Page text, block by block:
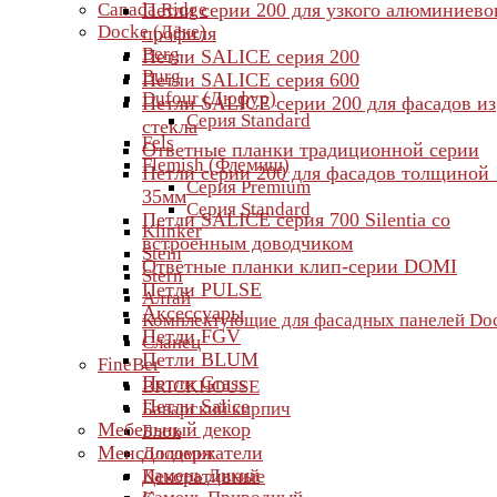
Canada Ridge
Docke (Дёке)
Berg
Burg
Dufour (Дюфур)
Серия Standard
Fels
Flemish (Флемиш)
Серия Premium
Серия Standard
Klinker
Stein
Stern
Алтай
Комплектующие для фасадных панелей
Сланец
FineBer
BRICKHOUSE
Баварский кирпич
Блок
Доломит
Камень Дикий
Петли серии 200 для узкого
профиля
Петли SALICE серия 200
Петли SALICE серия 600
Петли SALICE серии 200 для фасадов из
стекла
Ответные планки традиционной серии
Петли серии 200 для фасадов толщиной
35мм
Петли SALICE серия 700 Silentia со
встроенным доводчиком
Ответные планки клип-серии DOMI
Петли PULSE
Аксессуары
Петли FGV
Петли BLUM
Петли Grass
Петли Salice
Мебельный декор
Менсолодержатели
Декоративные